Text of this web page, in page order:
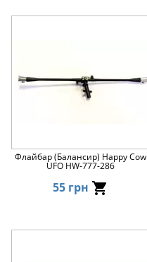
Флайбар (Балансир) Happy Cow
UFO HW-777-286
55 грн